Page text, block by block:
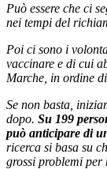
Può essere che ci
nei tempi del
Poi ci sono i
vaccinare e di cui
Marche, in ordine
Se non basta,
dopo. Su 199
può anticipare di
ricerca si basa su
grossi problemi